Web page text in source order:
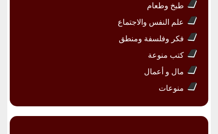
طبخ وطعام
علم النفس والاجتماع
فكر وفلسفة ومنطق
كتب منوعة
مال و أعمال
منوعات